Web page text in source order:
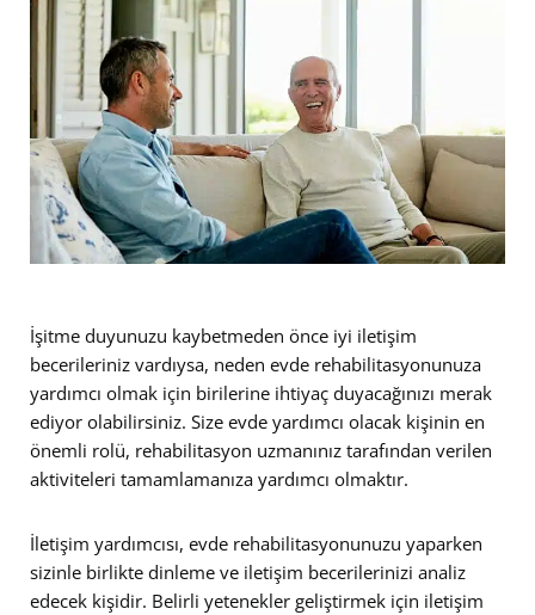
İşitme duyunuzu kaybetmeden önce iyi iletişim
becerileriniz vardıysa, neden evde rehabilitasyonunuza
yardımcı olmak için birilerine ihtiyaç duyacağınızı merak
ediyor olabilirsiniz. Size evde yardımcı olacak kişinin en
önemli rolü, rehabilitasyon uzmanınız tarafından verilen
aktiviteleri tamamlamanıza yardımcı olmaktır.
İletişim yardımcısı, evde rehabilitasyonunuzu yaparken
sizinle birlikte dinleme ve iletişim becerilerinizi analiz
edecek kişidir. Belirli yetenekler geliştirmek için iletişim